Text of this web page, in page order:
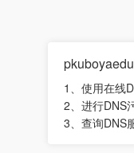
1、使用在线
2、进行DNS
3、查询DNS